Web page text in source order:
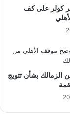
كولر على كف
بشأن تتويج